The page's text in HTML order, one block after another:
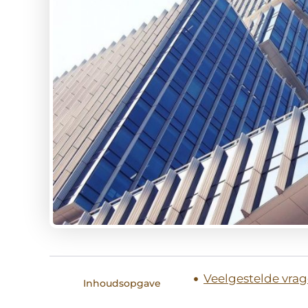
Inhoudsopgave Veelgestelde